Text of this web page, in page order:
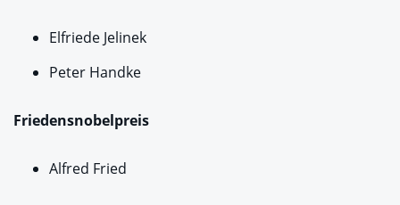
Elfriede Jelinek
Peter Handke
Friedensnobelpreis
Alfred Fried